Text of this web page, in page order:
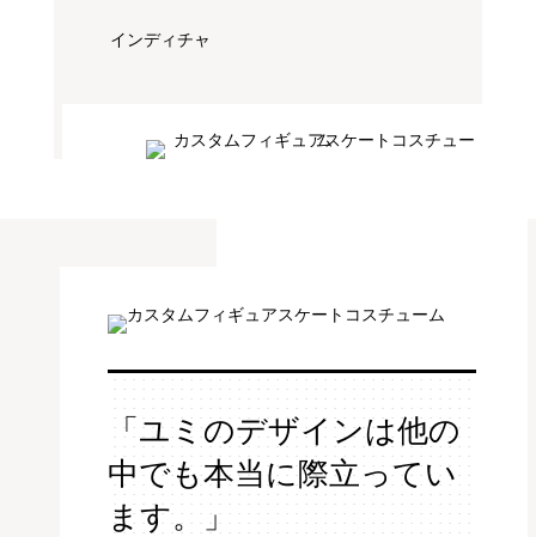
インディチャ
「ユミのデザインは他の
中でも本当に際立ってい
ます。」